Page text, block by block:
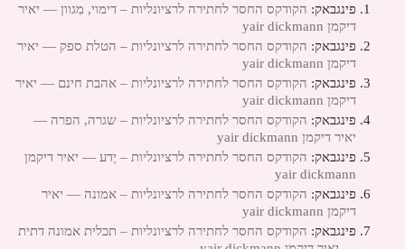
פינגבאק: הקודקס החסר לחתירה לרציונליות – דימוי, מִגוון — יאיר
דיקמן yair dickmann
פינגבאק: הקודקס החסר לחתירה לרציונליות – הטלת ספק — יאיר
דיקמן yair dickmann
פינגבאק: הקודקס החסר לחתירה לרציונליות – אהבת חינם — יאיר
דיקמן yair dickmann
פינגבאק: הקודקס החסר לחתירה לרציונליות – שגרה, הפרה —
יאיר דיקמן yair dickmann
פינגבאק: הקודקס החסר לחתירה לרציונליות – יֶדע — יאיר דיקמן
yair dickmann
פינגבאק: הקודקס החסר לחתירה לרציונליות – אמונה — יאיר
דיקמן yair dickmann
פינגבאק: הקודקס החסר לחתירה לרציונליות – תכלית אמונה דתית